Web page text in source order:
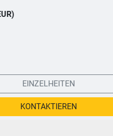
EINZELHEITEN
KONTAKTIEREN